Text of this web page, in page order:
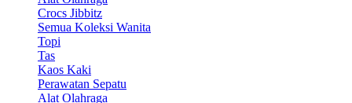
Crocs Jibbitz
Semua Koleksi Wanita
Topi
Tas
Kaos Kaki
Perawatan Sepatu
Alat Olahraga